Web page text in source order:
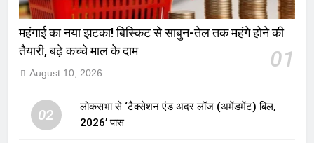
महंगाई का नया झटका! बिस्किट से साबुन-तेल तक महंगे होने की
तैयारी, बढ़े कच्चे माल के दाम
01
August 10, 2026
02
लोकसभा से ‘टैक्सेशन एंड अदर लॉज (अमेंडमेंट) बिल,
2026’ पास